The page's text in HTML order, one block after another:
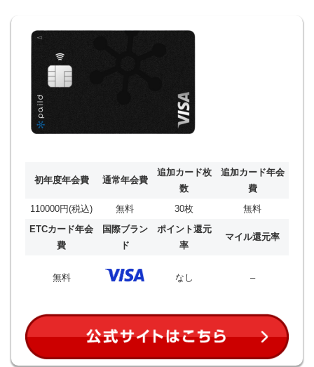
初年度年会費 通常年会費
追加カード枚
数
追加カード年会
費
110000円(税込)
無料 30枚
無料
ETCカード年会
費
国際ブラン
ド
ポイント還元
率
マイル還元率
無料 なし –